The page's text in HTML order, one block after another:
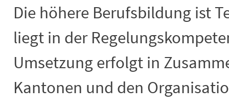
Die höhere Berufsbildung ist
liegt in der
Umsetzung erfolgt in
Kantonen und den